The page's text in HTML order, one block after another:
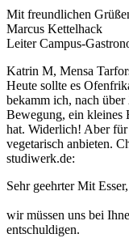
Mit freundlichen
Marcus Kettelhack
Leiter Campus-
Katrin M, Mensa
Heute sollte es
bekamm ich, nach
Bewegung, ein kleines
hat. Widerlich! Aber
vegetarisch anbieten.
studiwerk.de:
Sehr geehrter Mit Esser,
wir müssen uns bei
entschuldigen.